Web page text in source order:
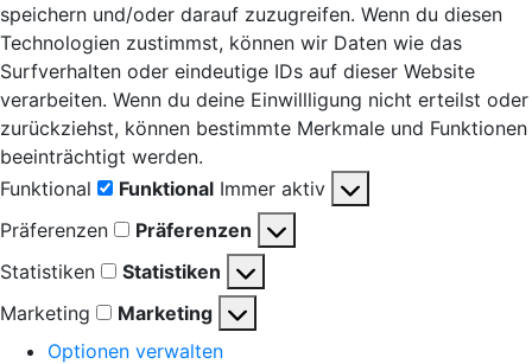
speichern und/oder darauf zuzugreifen. Wenn du diesen
Technologien zustimmst, können wir Daten wie das
Surfverhalten oder eindeutige IDs auf dieser Website
verarbeiten. Wenn du deine Einwillligung nicht erteilst oder
zurückziehst, können bestimmte Merkmale und Funktionen
beeinträchtigt werden.
Funktional
Funktional Immer aktiv
Präferenzen
Präferenzen
Statistiken
Statistiken
Marketing
Marketing
Optionen verwalten